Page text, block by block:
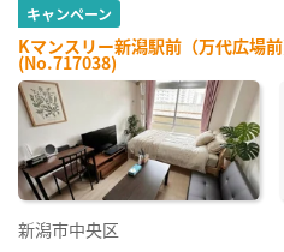
キャンペーン
Kマンスリー新潟駅前（万代広場
(No.717038)
新潟市中央区